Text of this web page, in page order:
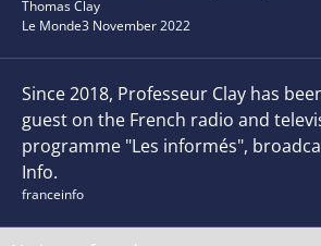
Thomas Clay
Le Monde3 November 2022
Since 2018, Professeur Clay has
guest on the French radio and
programme "Les informés",
Info.
franceinfo